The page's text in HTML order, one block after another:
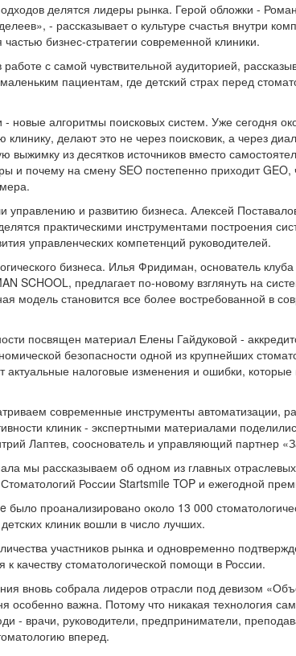
делятся лидеры рынка. Герой обложки -
- рассказывает о культуре счастья внутри
бизнес-стратегии современной клиники.
с самой чувствительной аудиторией,
пациентам, где детский страх перед
новые алгоритмы поисковых систем. Уже сегодня
клинику, делают это не через поисковик, а через
выжимку из десятков источников вместо
и почему на смену SEO постепенно приходит GEO,
и развитию бизнеса. Алексей
практическими инструментами построения
управленческих компетенций руководителей.
бизнеса. Илья Фридиман, основатель
SCHOOL, предлагает по-новому взглянуть на
модель становится все более востребованной в
посвящен материал Елены Гайдуковой -
безопасности одной из крупнейших
налоговые изменения и ошибки, которые
современные инструменты автоматизации,
клиник - экспертными материалами
Лаптев, сооснователь и управляющий партнер
мы рассказываем об одном из главных
России Startsmile TOP и ежегодной
было проанализировано около 13 000
клиник вошли в число лучших.
участников рынка и одновременно
к качеству стоматологической помощи в России.
вновь собрала лидеров отрасли под девизом
особенно важна. Потому что никакая технология
- врачи, руководители, предприниматели,
вперед.